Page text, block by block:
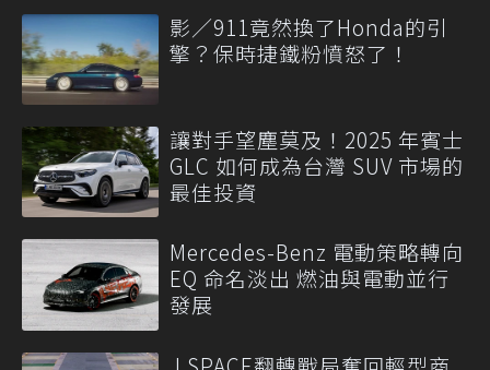
影／911竟然換了Honda的引
擎？保時捷鐵粉憤怒了！
讓對手望塵莫及！2025 年賓士
GLC 如何成為台灣 SUV 市場的
最佳投資
Mercedes-Benz 電動策略轉向
EQ 命名淡出 燃油與電動並行
發展